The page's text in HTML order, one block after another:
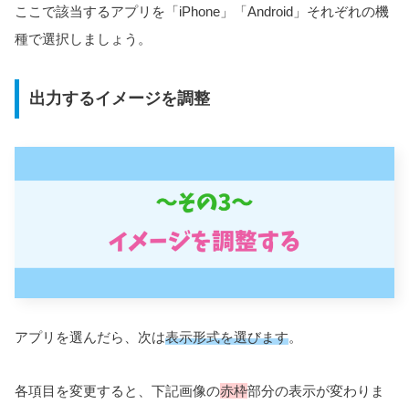
ここで該当するアプリを「iPhone」「Android」それぞれの機
種で選択しましょう。
出力するイメージを調整
アプリを選んだら、次は表示形式を選びます。
各項目を変更すると、下記画像の赤枠部分の表示が変わりま